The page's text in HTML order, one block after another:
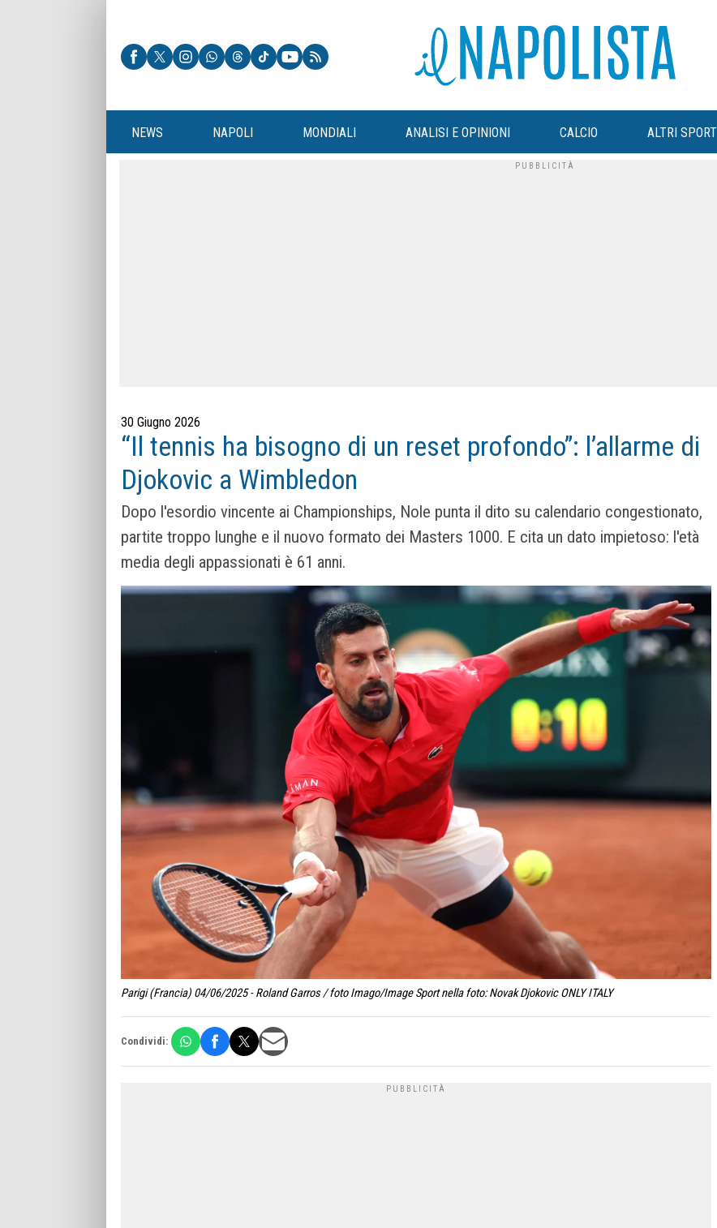
NEWS NAPOLI MONDIALI ANALISI E OPINIONI CALCIO ALTRI SPORT
30 Giugno 2026
“Il tennis ha bisogno di un reset profondo”: l’allarme di
Djokovic a Wimbledon
Dopo l'esordio vincente ai Championships, Nole punta il dito su calendario congestionato,
partite troppo lunghe e il nuovo formato dei Masters 1000. E cita un dato impietoso: l'età
media degli appassionati è 61 anni.
Parigi (Francia) 04/06/2025 - Roland Garros / foto Imago/Image Sport nella foto: Novak Djokovic ONLY ITALY
Condividi: